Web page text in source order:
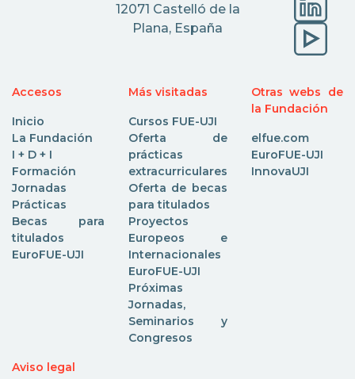
12071 Castelló de la
Plana, España
Accesos
Inicio
La Fundación
I + D + I
Formación
Jornadas
Prácticas
Becas para
titulados
EuroFUE-UJI
Más visitadas
Cursos FUE-UJI
Oferta de
prácticas
extracurriculares
Oferta de becas
para titulados
Proyectos
Europeos e
Internacionales
EuroFUE-UJI
Próximas
Jornadas,
Seminarios y
Congresos
Otras webs de
la Fundación
elfue.com
EuroFUE-UJI
InnovaUJI
Aviso legal